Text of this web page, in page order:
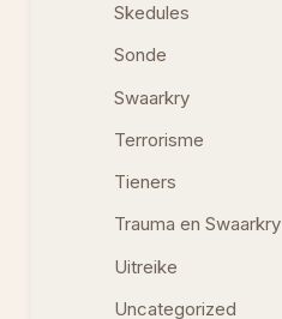
Skedules
Sonde
Swaarkry
Terrorisme
Tieners
Trauma en Swaarkry
Uitreike
Uncategorized